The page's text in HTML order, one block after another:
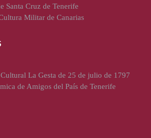
Santa Cruz de Tenerife
Militar de Canarias
La Gesta de 25 de julio de 1797
de Amigos del País de Tenerife